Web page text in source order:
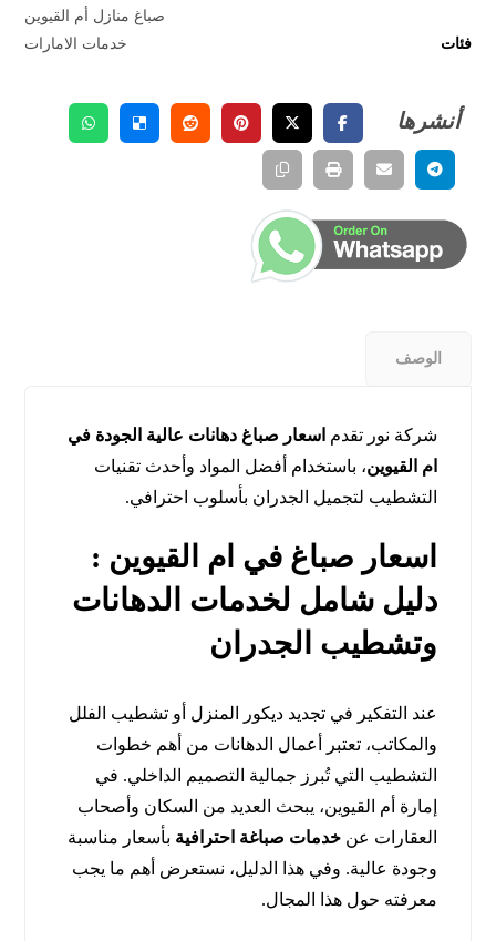
صباغ منازل أم القيوين
فئات
خدمات الامارات
الوصف
شركة نور تقدم اسعار صباغ دهانات عالية الجودة في
ام القيوين، باستخدام أفضل المواد وأحدث تقنيات
التشطيب لتجميل الجدران بأسلوب احترافي.
اسعار صباغ في ام القيوين :
دليل شامل لخدمات الدهانات
وتشطيب الجدران
عند التفكير في تجديد ديكور المنزل أو تشطيب الفلل
والمكاتب، تعتبر أعمال الدهانات من أهم خطوات
التشطيب التي تُبرز جمالية التصميم الداخلي. في
إمارة أم القيوين، يبحث العديد من السكان وأصحاب
العقارات عنخدمات صباغة احترافية بأسعار مناسبة
وجودة عالية. وفي هذا الدليل، نستعرض أهم ما يجب
معرفته حول هذا المجال.